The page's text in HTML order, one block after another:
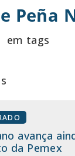
Peña
em tags
avança
da Pemex